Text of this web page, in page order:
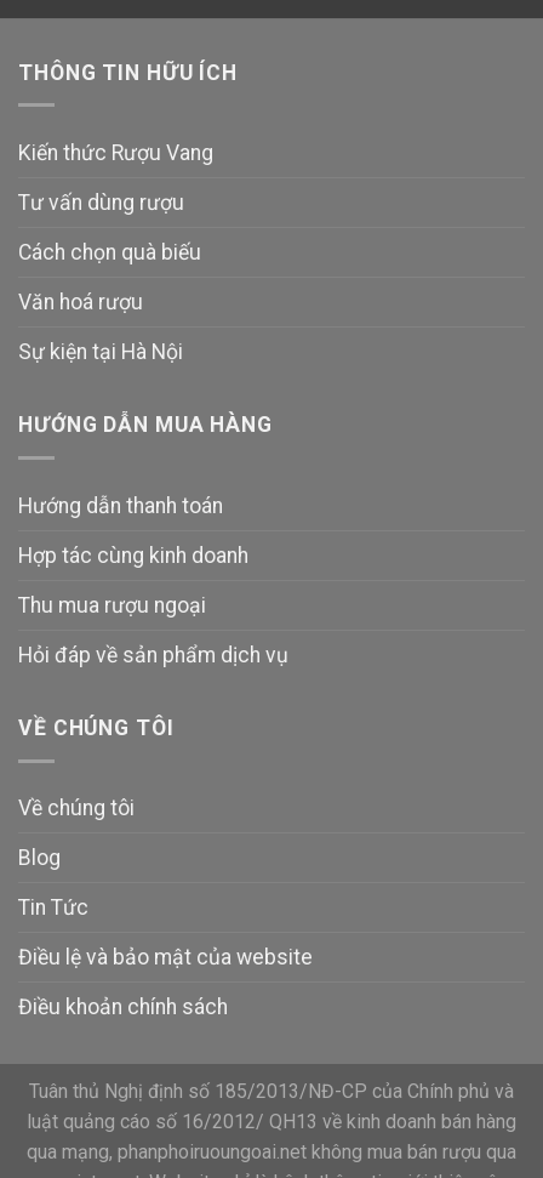
THÔNG TIN HỮU ÍCH
Kiến thức Rượu Vang
Tư vấn dùng rượu
Cách chọn quà biếu
Văn hoá rượu
Sự kiện tại Hà Nội
HƯỚNG DẪN MUA HÀNG
Hướng dẫn thanh toán
Hợp tác cùng kinh doanh
Thu mua rượu ngoại
Hỏi đáp về sản phẩm dịch vụ
VỀ CHÚNG TÔI
Về chúng tôi
Blog
Tin Tức
Điều lệ và bảo mật của website
Điều khoản chính sách
Tuân thủ Nghị định số 185/2013/NĐ-CP của Chính phủ và
luật quảng cáo số 16/2012/ QH13 về kinh doanh bán hàng
qua mạng, phanphoiruoungoai.net không mua bán rượu qua